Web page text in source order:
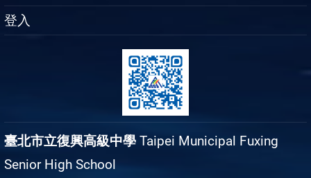
登入
臺北市立復興高級中學 Taipei Municipal Fuxing
Senior High School